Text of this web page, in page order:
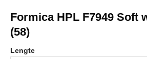
Formica HPL F7949 Soft
(58)
Lengte